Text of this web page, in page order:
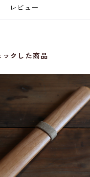
レビュー
ックした商品